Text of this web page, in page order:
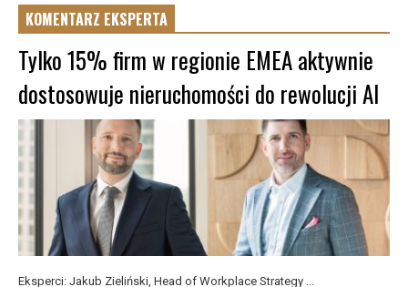
KOMENTARZ EKSPERTA
Tylko 15% firm w regionie EMEA aktywnie
dostosowuje nieruchomości do rewolucji AI
Eksperci: Jakub Zieliński, Head of Workplace Strategy ...